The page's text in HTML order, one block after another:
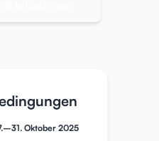
Oktober 2025